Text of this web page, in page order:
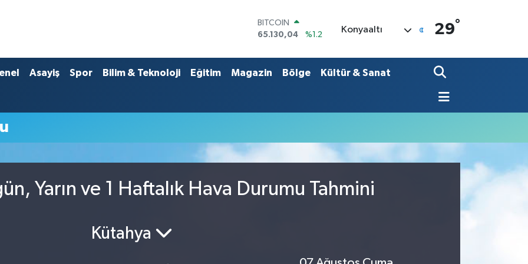
BITCOIN
65.130,04
%1.2
47,7106
%0.17
EURO
BİST100
Konyaaltı 29°
Asayiş Spor Bilim & Teknoloji Eğitim Magazin Bölge Kültür & Sanat
Yarın ve 1 Haftalık Hava Durumu Tahmini
Kütahya